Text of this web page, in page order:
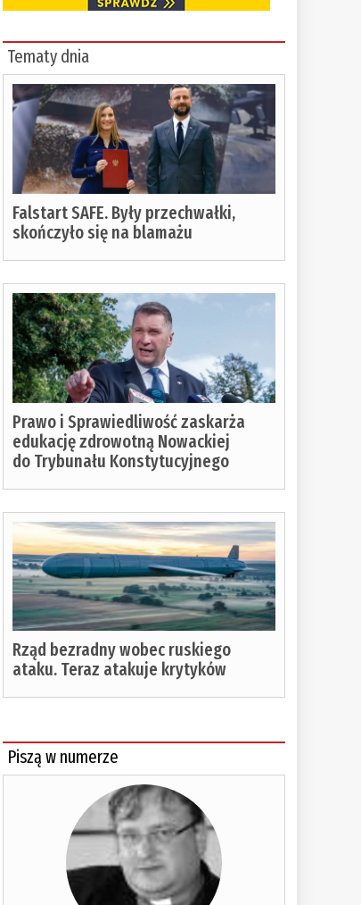
Tematy dnia
Falstart SAFE. Były przechwałki,
skończyło się na blamażu
Prawo i Sprawiedliwość zaskarża
edukację zdrowotną Nowackiej
do Trybunału Konstytucyjnego
Rząd bezradny wobec ruskiego
ataku. Teraz atakuje krytyków
Piszą w numerze